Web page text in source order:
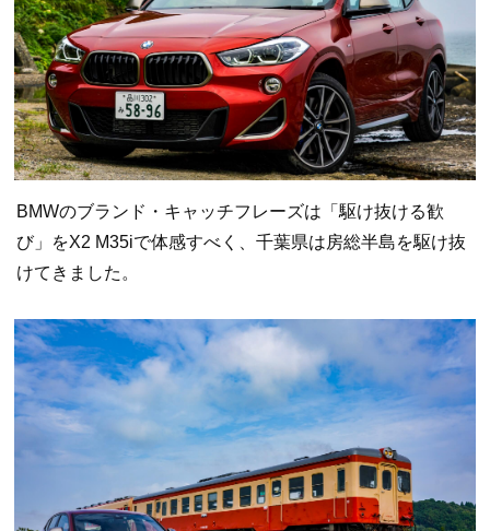
BMWのブランド・キャッチフレーズは「駆け抜ける歓
び」をX2 M35iで体感すべく、千葉県は房総半島を駆け抜
けてきました。